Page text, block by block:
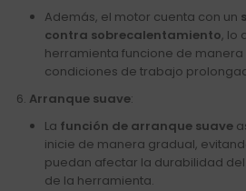
Además, el motor cuenta con un
contra sobrecalentamiento, lo
herramienta funcione de
condiciones de trabajo
Arranque suave:
La función de arranque suave
inicie de manera gradual,
puedan afectar la durabilidad
de la herramienta.